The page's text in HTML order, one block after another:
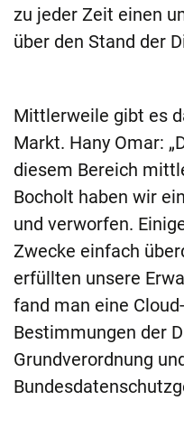
zu jeder Zeit einen
über den Stand der
Mittlerweile gibt es
Markt. Hany Omar:
diesem Bereich
Bocholt haben wir
und verworfen.
Zwecke einfach
erfüllten unsere
fand man eine
Bestimmungen der
Grundverordnung